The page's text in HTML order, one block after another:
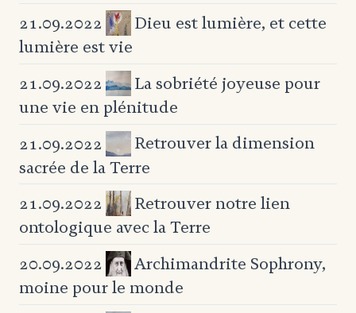
21.09.2022
Dieu est lumière, et cette
lumière est vie
21.09.2022
La sobriété joyeuse pour
une vie en plénitude
21.09.2022
Retrouver la dimension
sacrée de la Terre
21.09.2022
Retrouver notre lien
ontologique avec la Terre
20.09.2022
Archimandrite Sophrony,
moine pour le monde